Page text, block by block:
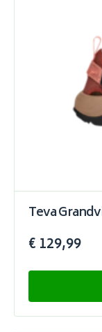
Teva
€ 129,99